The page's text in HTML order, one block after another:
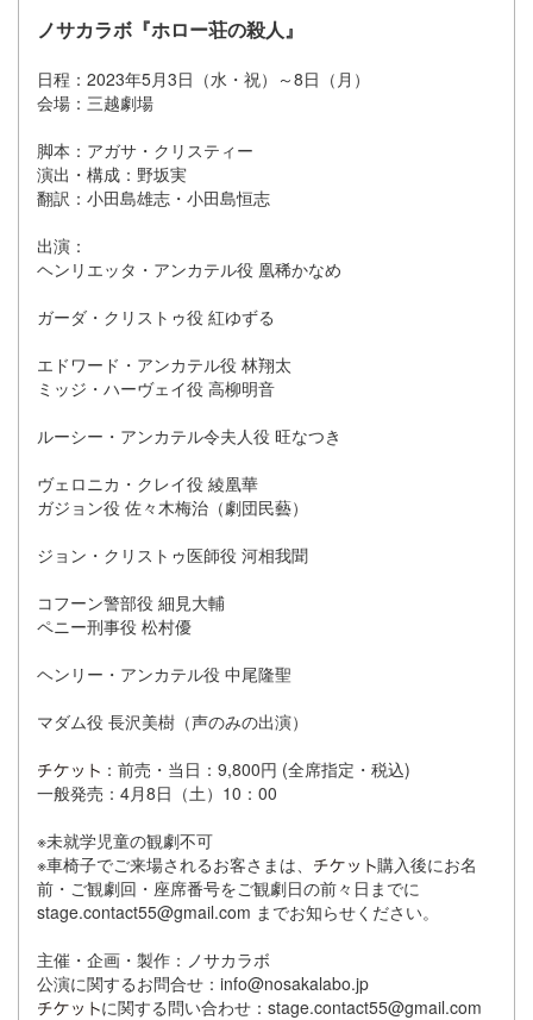
ノサカラボ『ホロー荘の殺人』
日程：2023年5月3日（水・祝）～8日（月）
会場：三越劇場
脚本：アガサ・クリスティー
演出・構成：野坂実
翻訳：小田島雄志・小田島恒志
出演：
ヘンリエッタ・アンカテル役 凰稀かなめ
ガーダ・クリストゥ役 紅ゆずる
エドワード・アンカテル役 林翔太
ミッジ・ハーヴェイ役 高柳明音
ルーシー・アンカテル令夫人役 旺なつき
ヴェロニカ・クレイ役 綾凰華
ガジョン役 佐々木梅治（劇団民藝）
ジョン・クリストゥ医師役 河相我聞
コフーン警部役 細見大輔
ペニー刑事役 松村優
ヘンリー・アンカテル役 中尾隆聖
マダム役 長沢美樹（声のみの出演）
：前売・当日：9,800円 (全席指定・税込)
一般発売：4月8日（土）10：00
※未就学児童の観劇不可
※車椅子でご来場されるお客さまは、
購入後にお名
前・ご観劇回・座席番号をご観劇日の前々日までに
stage.contact55@gmail.com までお知らせください。
主催・企画・製作：ノサカラボ
公演に関するお問合せ：info@nosakalabo.jp
に関する問い合わせ：stage.contact55@gmail.com